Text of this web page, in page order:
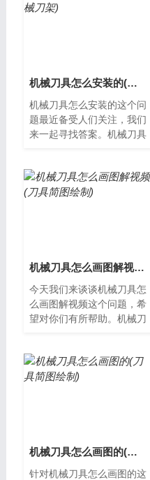
机械刀具怎么安装的(机械刀架)
机械刀具怎么安装的这个问
题最近备受人们关注，我们
来一起寻找答案。机械刀具
好准备工作...
机械刀具怎么画图解视频(刀具简图绘制)
今天我们来谈谈机械刀具怎
么画图解视频这个问题，希
望对你们有所帮助。机械刀
的作用，因...
机械刀具怎么画图的(刀具简图绘制)
针对机械刀具怎么画图的这